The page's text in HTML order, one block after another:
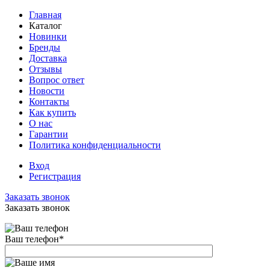
Главная
Каталог
Новинки
Бренды
Доставка
Отзывы
Вопрос ответ
Новости
Контакты
Как купить
О нас
Гарантии
Политика конфиденциальности
Вход
Регистрация
Заказать звонок
Заказать звонок
Ваш телефон*